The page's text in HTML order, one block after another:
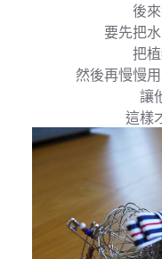
後
要先把
把
然後再慢慢
讓
這樣